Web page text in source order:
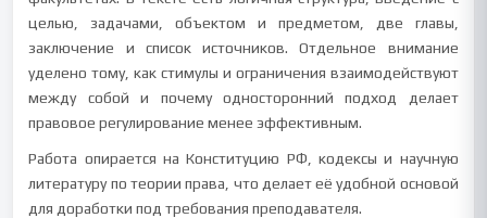
целью, задачами, объектом и предметом, две главы,
заключение и список источников. Отдельное внимание
уделено тому, как стимулы и ограничения взаимодействуют
между собой и почему односторонний подход делает
правовое регулирование менее эффективным.
Работа опирается на Конституцию РФ, кодексы и научную
литературу по теории права, что делает её удобной основой
для доработки под требования преподавателя.